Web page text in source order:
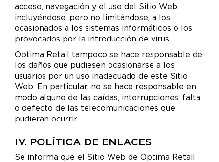
acceso, navegación y el uso del Sitio Web,
incluyéndose, pero no limitándose, a los
ocasionados a los sistemas informáticos o los
provocados por la introducción de virus.
Optima Retail tampoco se hace responsable de
los daños que pudiesen ocasionarse a los
usuarios por un uso inadecuado de este Sitio
Web. En particular, no se hace responsable en
modo alguno de las caídas, interrupciones, falta
o defecto de las telecomunicaciones que
pudieran ocurrir.
IV. POLÍTICA DE ENLACES
Se informa que el Sitio Web de Optima Retail